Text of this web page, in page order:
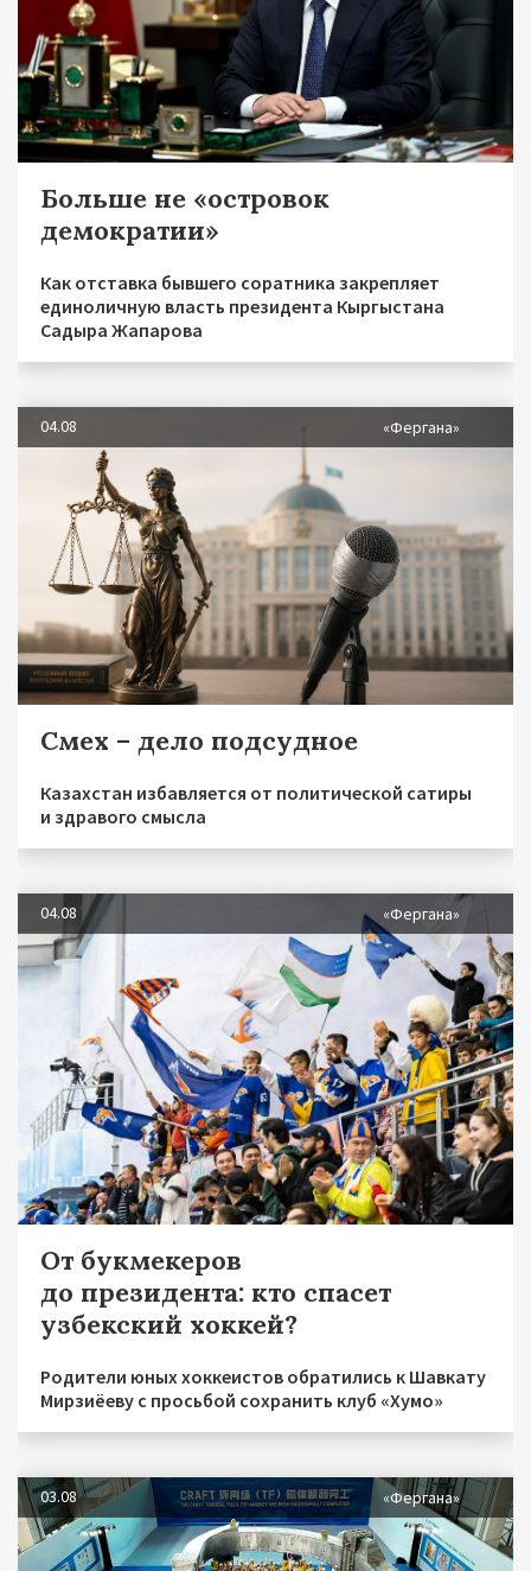
Больше не «островок
демократии»
Как отставка бывшего соратника закрепляет
единоличную власть президента Кыргыстана
Садыра Жапарова
04.08 «Фергана»
Смех – дело подсудное
Казахстан избавляется от политической сатиры
и здравого смысла
04.08 «Фергана»
От букмекеров
до президента: кто спасет
узбекский хоккей?
Родители юных хоккеистов обратились к Шавкату
Мирзиёеву с просьбой сохранить клуб «Хумо»
03.08 «Фергана»